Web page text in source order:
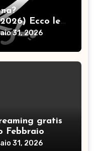
Ecco le
31, 2026
gratis
Febbraio
31, 2026